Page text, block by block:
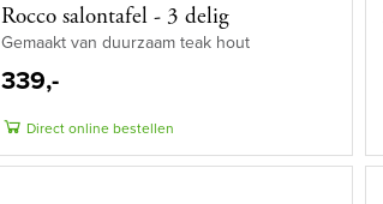
Rocco salontafel - 3 delig
Gemaakt van duurzaam teak hout
339,-
Direct online bestellen